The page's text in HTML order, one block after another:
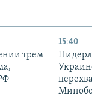
трем
15:40